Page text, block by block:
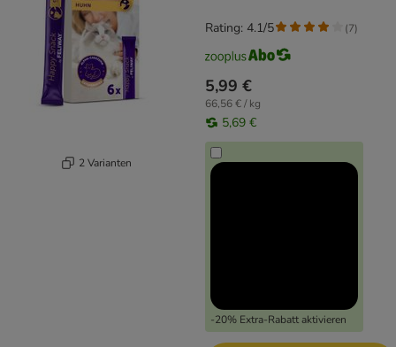
2 Varianten
5,99 €
66,56 € / kg
5,69 €
-20% Extra-Rabatt aktivieren
Rating: 4.1/5 (7)